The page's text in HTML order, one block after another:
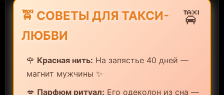
🚖
🚖 СОВЕТЫ ДЛЯ ТАКСИ-
ЛЮБВИ
🌹 Красная нить: На запястье 40 дней —
магнит мужчины ✨
💋 Парфюм ритуал: Его одеколон из сна —